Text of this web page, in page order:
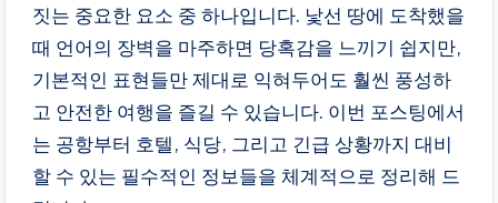
짓는 중요한 요소 중 하나입니다. 낯선 땅에 도착했을
때 언어의 장벽을 마주하면 당혹감을 느끼기 쉽지만,
기본적인 표현들만 제대로 익혀두어도 훨씬 풍성하
고 안전한 여행을 즐길 수 있습니다. 이번 포스팅에서
는 공항부터 호텔, 식당, 그리고 긴급 상황까지 대비
할 수 있는 필수적인 정보들을 체계적으로 정리해 드